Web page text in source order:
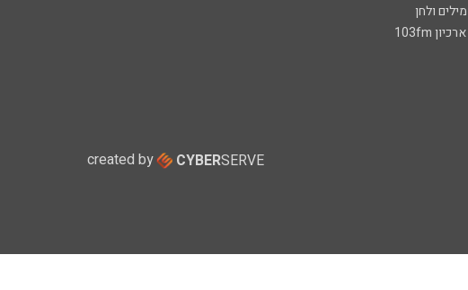
מילים ולחן
ארכיון 103fm
created by CYBERSERVE